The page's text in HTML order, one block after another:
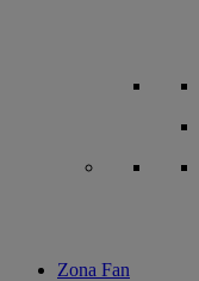
Zona Fan